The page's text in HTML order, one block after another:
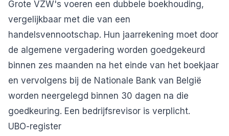
Grote VZW's voeren een dubbele boekhouding,
vergelijkbaar met die van een
handelsvennootschap. Hun jaarrekening moet door
de algemene vergadering worden goedgekeurd
binnen zes maanden na het einde van het boekjaar
en vervolgens bij de Nationale Bank van België
worden neergelegd binnen 30 dagen na die
goedkeuring. Een bedrijfsrevisor is verplicht.
UBO-register